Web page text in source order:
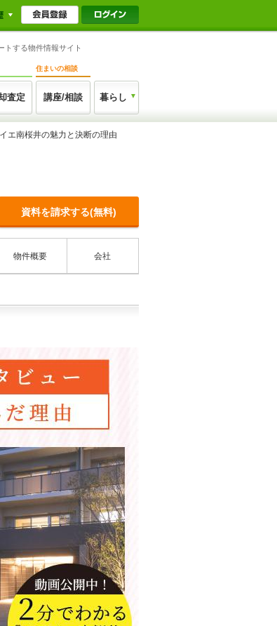
トする物件情報サイト
査定
住まいの相談
講座/相談 暮らし
エ南桜井の魅力と決断の理由
資料を請求する(無料)
物件概要 会社